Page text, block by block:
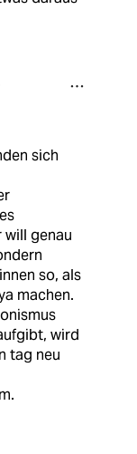
sich
will genau
so, als
machen.
wird
tag neu